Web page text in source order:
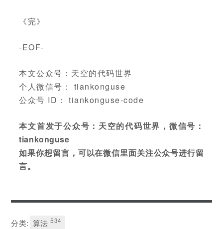
《完》
-EOF-
本文公众号：天空的代码世界
个人微信号： tiankonguse
公众号 ID： tiankonguse-code
本文首发于公众号：天空的代码世界，微信号：
tiankonguse
如果你想留言，可以在微信里面关注公众号进行留
言。
分类: 算法534